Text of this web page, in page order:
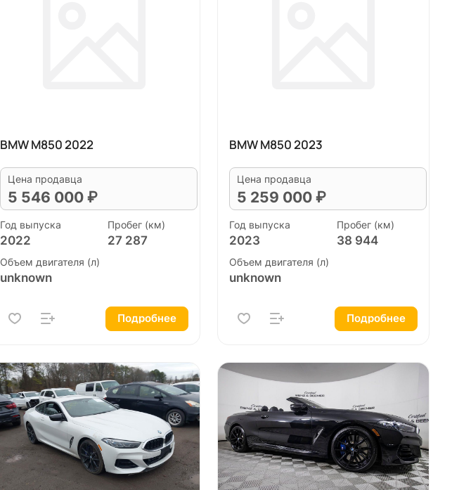
BMW M850 2022
Цена продавца
5 546 000 ₽
Год выпуска
2022
Пробег (км)
27 287
Объем двигателя (л)
unknown
Подробнее
BMW M850 2023
Цена продавца
5 259 000 ₽
Год выпуска
2023
Пробег (км)
38 944
Объем двигателя (л)
unknown
Подробнее